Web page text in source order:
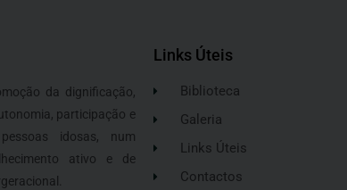
da dignificação,
participação e
idosas, num
ativo e de
Links Úteis
Biblioteca
Galeria
Links Úteis
Contactos